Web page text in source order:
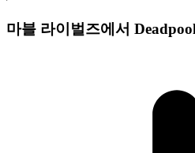
마블 라이벌즈에서